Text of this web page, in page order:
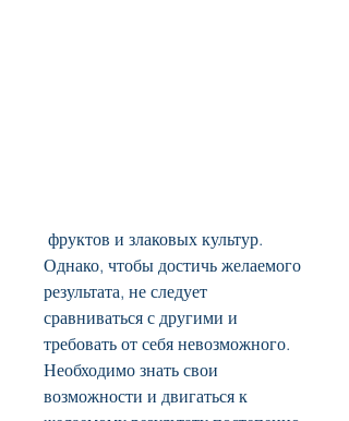
Однако, чтобы достичь желаемого
результата, не следует
сравниваться с другими и
требовать от себя невозможного.
Необходимо знать свои
возможности и двигаться к